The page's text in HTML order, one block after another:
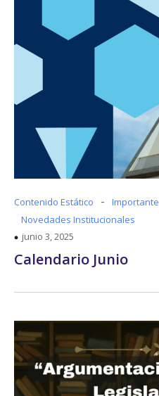
Contenido Estático - Importante
Novedades Institucionales
junio 3, 2025
Calendario Junio